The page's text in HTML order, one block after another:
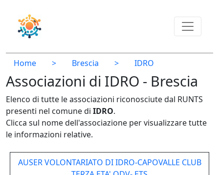
Home > Brescia > IDRO
Associazioni di IDRO - Brescia
Elenco di tutte le associazioni riconosciute dal RUNTS
presenti nel comune di IDRO.
Clicca sul nome dell'associazione per visualizzare tutte
le informazioni relative.
AUSER VOLONTARIATO DI IDRO-CAPOVALLE CLUB